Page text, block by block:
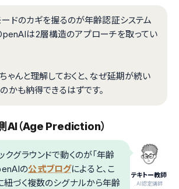
ドのカギを握るのが年齢認証システム
は2層構造のアプローチを取ってい
ゃんと理解しておくと、なぜ延期が続い
かも納得できるはずです。
AI（Age Prediction）
テキトー教師
.AI認定講師
クグラウンドで動くのが「年齢
の公式ブログによると、こ
紐づく複数のシグナルから年齢